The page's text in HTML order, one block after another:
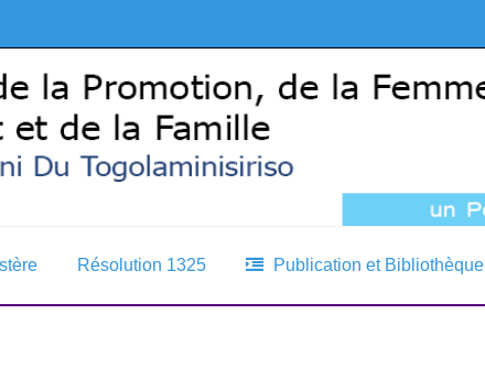
Résolution 1325 Publication et Bibliothèque